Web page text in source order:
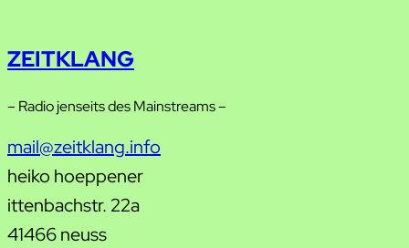
ZEITKLANG
– Radio jenseits des Mainstreams –
mail@zeitklang.info
heiko hoeppener
ittenbachstr. 22a
41466 neuss